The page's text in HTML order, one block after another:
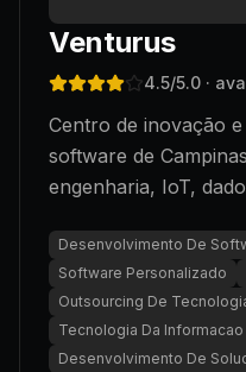
Venturus
4.5/5.0 ·
Centro de inovação
software de
engenharia, IoT,
Desenvolvimento De
Software Personalizado
Outsourcing De
Tecnologia Da Informacao
Desenvolvimento De